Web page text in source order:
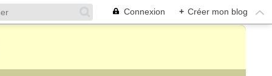
Connexion + Créer mon blog